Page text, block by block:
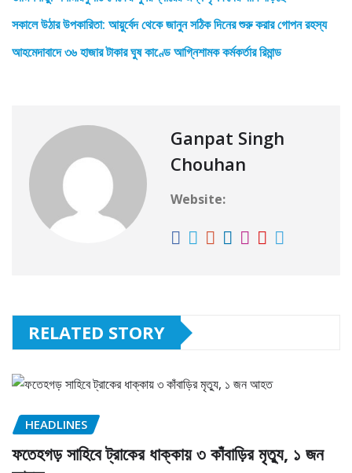
সকালে উঠার উপকারিতা: আয়ুর্বেদ থেকে জানুন সঠিক দিনের শুরু করার গোপন রহস্য
আহমেদাবাদে ৩৬ হাজার টাকার ঘুষ কাণ্ডে আগ্নিশামক কর্মকর্তার রিমান্ড
Ganpat Singh
Chouhan
Website:
RELATED STORY
HEADLINES
ফতেহগড় সাহিবে ট্রাকের ধাক্কায় ৩ কাঁবাড়ির মৃত্যু, ১ জন